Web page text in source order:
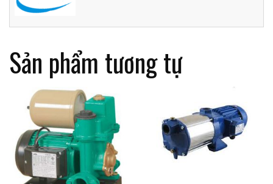
Sản phẩm tương tự